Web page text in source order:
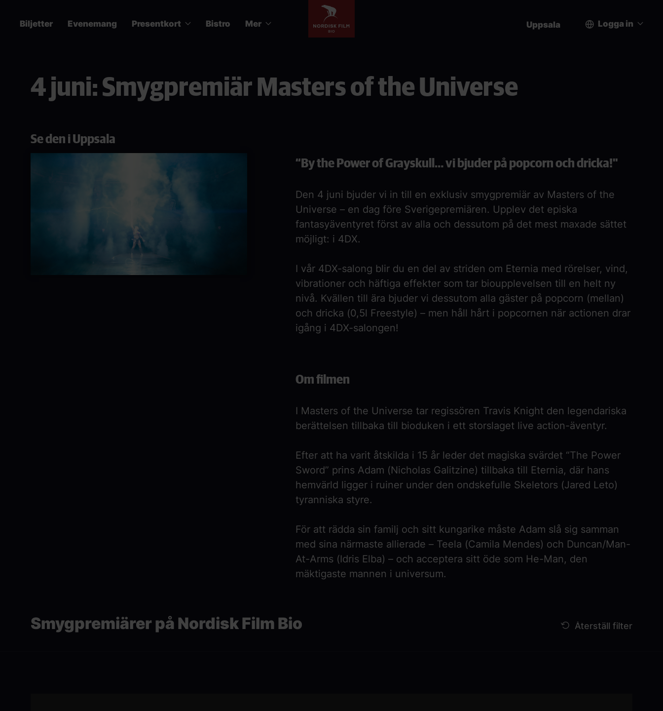
huvudinnehåll
Biljetter Evenemang Presentkort Bistro Mer Uppsala Logga in
4 juni: Smygpremiär Masters of the Universe
Se den i Uppsala
“By the Power of Grayskull… vi bjuder på popcorn och dricka!"
Den 4 juni bjuder vi in till en exklusiv smygpremiär av Masters of the
Universe – en dag före Sverigepremiären. Upplev det episka
fantasyäventyret först av alla och dessutom på det mest maxade sättet
möjligt: i 4DX.
I vår 4DX-salong blir du en del av striden om Eternia med rörelser, vind,
vibrationer och häftiga effekter som tar bioupplevelsen till en helt ny
nivå. Kvällen till ära bjuder vi dessutom alla gäster på popcorn (mellan)
och dricka (0,5l Freestyle) – men håll hårt i popcornen när actionen drar
igång i 4DX-salongen!
Om filmen
I Masters of the Universe tar regissören Travis Knight den legendariska
berättelsen tillbaka till bioduken i ett storslaget live action-äventyr.
Efter att ha varit åtskilda i 15 år leder det magiska svärdet “The Power
Sword” prins Adam (Nicholas Galitzine) tillbaka till Eternia, där hans
hemvärld ligger i ruiner under den ondskefulle Skeletors (Jared Leto)
tyranniska styre.
För att rädda sin familj och sitt kungarike måste Adam slå sig samman
med sina närmaste allierade – Teela (Camila Mendes) och Duncan/Man-
At-Arms (Idris Elba) – och acceptera sitt öde som He-Man, den
mäktigaste mannen i universum.
Smygpremiärer på Nordisk Film Bio